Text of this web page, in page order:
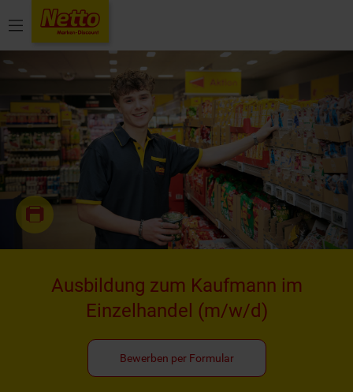
Menü
Ausbildung zum Kaufmann im
Einzelhandel (m/w/d)
Bewerben per Formular